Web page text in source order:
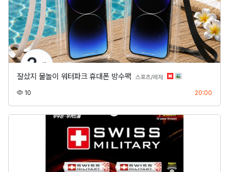
잘샀지 물놀이 워터파크 휴대폰 방수팩 스포츠/레저 분류
10 20:00